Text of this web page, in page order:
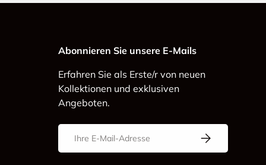
Abonnieren Sie unsere E-Mails
Erfahren Sie als Erste/r von neuen
Kollektionen und exklusiven
Angeboten.
E-Mail Abonnieren